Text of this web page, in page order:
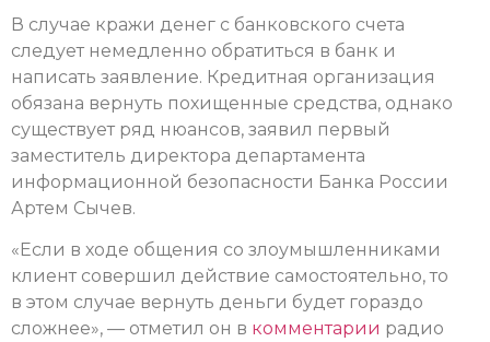
В случае кражи денег с банковского счета
следует немедленно обратиться в банк и
написать заявление. Кредитная организация
обязана вернуть похищенные средства, однако
существует ряд нюансов, заявил первый
заместитель директора департамента
информационной безопасности Банка России
Артем Сычев.
«Если в ходе общения со злоумышленниками
клиент совершил действие самостоятельно, то
в этом случае вернуть деньги будет гораздо
сложнее», — отметил он в комментарии радио